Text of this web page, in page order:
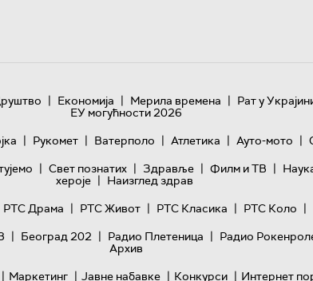
| Економија | Мерила времена | Рат у
ЕУ могућности 2026
| Рукомет | Ватерполо | Атлетика | Ауто-мото |
| Свет познатих | Здравље | Филм и ТВ |
хероје | Наизглед здрав
РТС Драма | РТС Живот | РТС Класика | РТС Коло |
| Београд 202 | Радио Плетеница | Радио
Архив
| Маркетинг | Јавне набавке | Конкурси | Интернет